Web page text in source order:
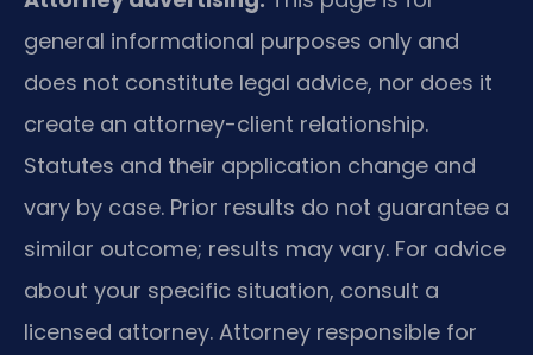
general informational purposes only and
does not constitute legal advice, nor does it
create an attorney-client relationship.
Statutes and their application change and
vary by case. Prior results do not guarantee a
similar outcome; results may vary. For advice
about your specific situation, consult a
licensed attorney. Attorney responsible for